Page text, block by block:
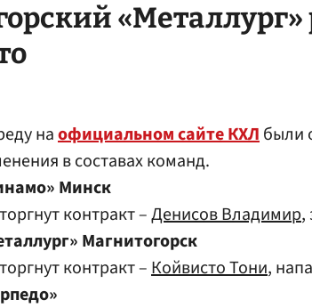
«Металлург»
наофициальном сайте КХЛбыли
в составах команд.
Минск
контракт –Денисов Владимир,
Магнитогорск
контракт –Койвисто Тони,